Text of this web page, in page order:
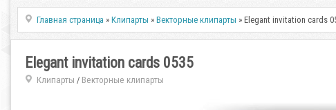
Главная страница »Клипарты »Векторные клипарты » Elegant invitation cards
Elegant invitation cards 0535
Клипарты / Векторные клипарты